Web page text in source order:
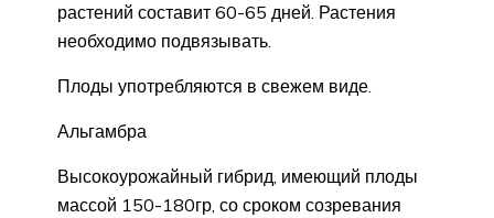
растений составит 60-65 дней. Растения
необходимо подвязывать.
Плоды употребляются в свежем виде.
Альгамбра
Высокоурожайный гибрид, имеющий плоды
массой 150-180гр, со сроком созревания